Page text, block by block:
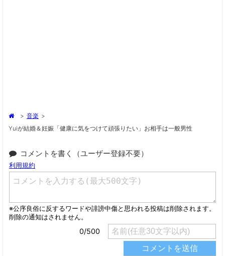
> 音楽 >
Yuiが結婚＆妊娠「健康に気をつけて頑張りたい」お相手は一般男性
コメントを書く（ユーザー登録不要）